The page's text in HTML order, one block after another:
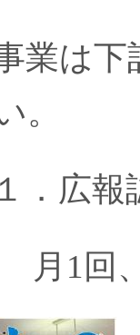
業は
。
広報誌
、塙